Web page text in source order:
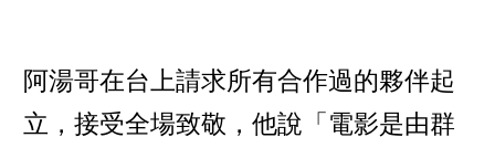
阿湯哥在台上請求所有合作過的夥伴起
立，接受全場致敬，他說「電影是由群